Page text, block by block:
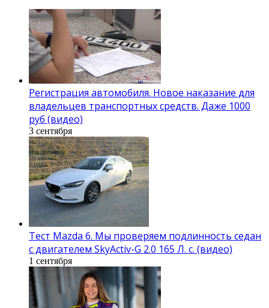
Регистрация автомобиля. Новое наказание для
владельцев транспортных средств. Даже 1000
руб (видео)
3 сентября
Тест Mazda 6. Мы проверяем подлинность седан
с двигателем SkyActiv-G 2.0 165 Л. с. (видео)
1 сентября